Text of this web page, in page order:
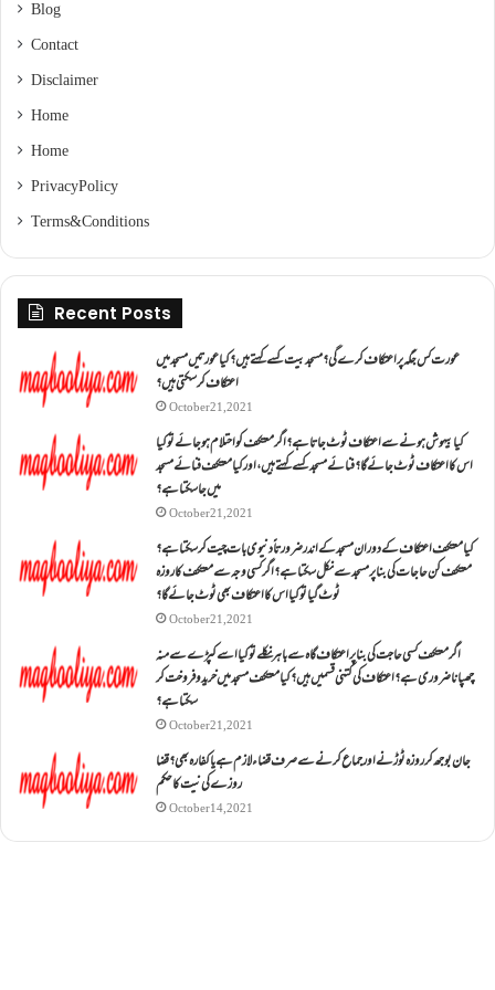
Blog
Contact
Disclaimer
Home
Home
Privacy Policy
Terms & Conditions
Recent Posts
عورت کس جگہ پر اعتکاف کرے گی؟مسجد بیت کسے کہتے ہیں؟کیا عورتیں مسجد میں
اعتکاف کر سکتی ہیں؟
October 21, 2021
کیا بیہوش ہونے سے اعتکاف ٹوٹ جاتا ہے؟ اگر معتکف کو احتلام ہو جائے تو کیا
اس کا اعتکاف ٹوٹ جائے گا؟فنائے مسجد کسے کہتے ہیں ، اور کیا معتکف فنائے مسجد
میں جا سکتا ہے؟
October 21, 2021
کیا معتکف اعتکاف کے دوران مسجد کے اندر ضرورتاً دنیوی بات چیت کر سکتا ہے؟
معتکف کن حاجات کی بنا پر مسجد سے نکل سکتا ہے؟ اگر کسی وجہ سے معتکف کا روزہ
ٹوٹ گیا تو کیا اس کا اعتکاف بھی ٹوٹ جائے گا؟
October 21, 2021
اگر معتکف کسی حاجت کی بنا پر اعتکاف گاہ سے باہر نکلے تو کیا اسے کپڑے سے منہ
چھپانا ضروری ہے؟اعتکاف کی کتنی قسمیں ہیں؟کیا معتکف مسجد میں خرید و فروخت کر
سکتا ہے؟
October 21, 2021
جان بوجھ کر روزہ ٹوڑنے اور جماع کرنے سے صرف قضاء لازم ہے یا کفارہ بھی؟ قضا
روزے کی نیت کا حکم
October 14, 2021